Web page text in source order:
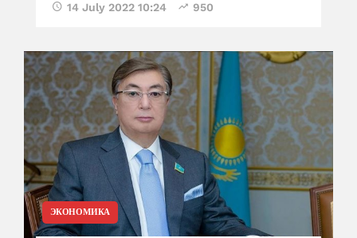
14 July 2022 10:24 950
ЭКОНОМИКА